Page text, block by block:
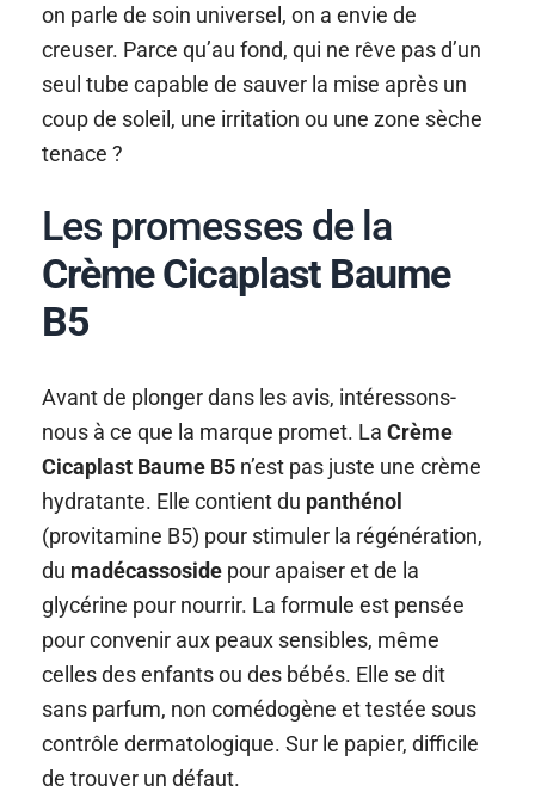
on parle de soin universel, on a envie de
creuser. Parce qu’au fond, qui ne rêve pas d’un
seul tube capable de sauver la mise après un
coup de soleil, une irritation ou une zone sèche
tenace ?
Les promesses de la
Crème Cicaplast Baume
B5
Avant de plonger dans les avis, intéressons-
nous à ce que la marque promet. LaCrème
Cicaplast Baume B5 n’est pas juste une crème
hydratante. Elle contient du panthénol
(provitamine B5) pour stimuler la régénération,
du madécassoside pour apaiser et de la
glycérine pour nourrir. La formule est pensée
pour convenir aux peaux sensibles, même
celles des enfants ou des bébés. Elle se dit
sans parfum, non comédogène et testée sous
contrôle dermatologique. Sur le papier, difficile
de trouver un défaut.